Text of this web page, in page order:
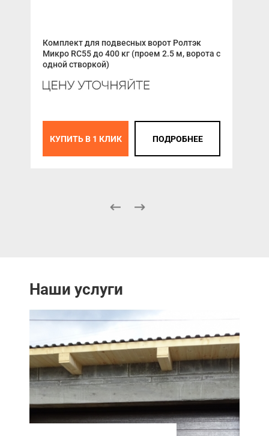
Комплект для подвесных ворот Ролтэк
Микро RC55 до 400 кг (проем 2.5 м, ворота с
одной створкой)
КУПИТЬ В 1 КЛИК ПОДРОБНЕЕ
Наши услуги